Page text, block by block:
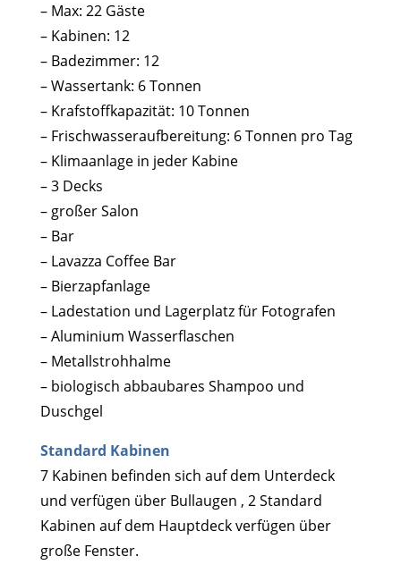
– Max: 22 Gäste
– Kabinen: 12
– Badezimmer: 12
– Wassertank: 6 Tonnen
– Krafstoffkapazität: 10 Tonnen
– Frischwasseraufbereitung: 6 Tonnen pro Tag
– Klimaanlage in jeder Kabine
– 3 Decks
– großer Salon
– Bar
– Lavazza Coffee Bar
– Bierzapfanlage
– Ladestation und Lagerplatz für Fotografen
– Aluminium Wasserflaschen
– Metallstrohhalme
– biologisch abbaubares Shampoo und
Duschgel
Standard Kabinen
7 Kabinen befinden sich auf dem Unterdeck
und verfügen über Bullaugen , 2 Standard
Kabinen auf dem Hauptdeck verfügen über
große Fenster.